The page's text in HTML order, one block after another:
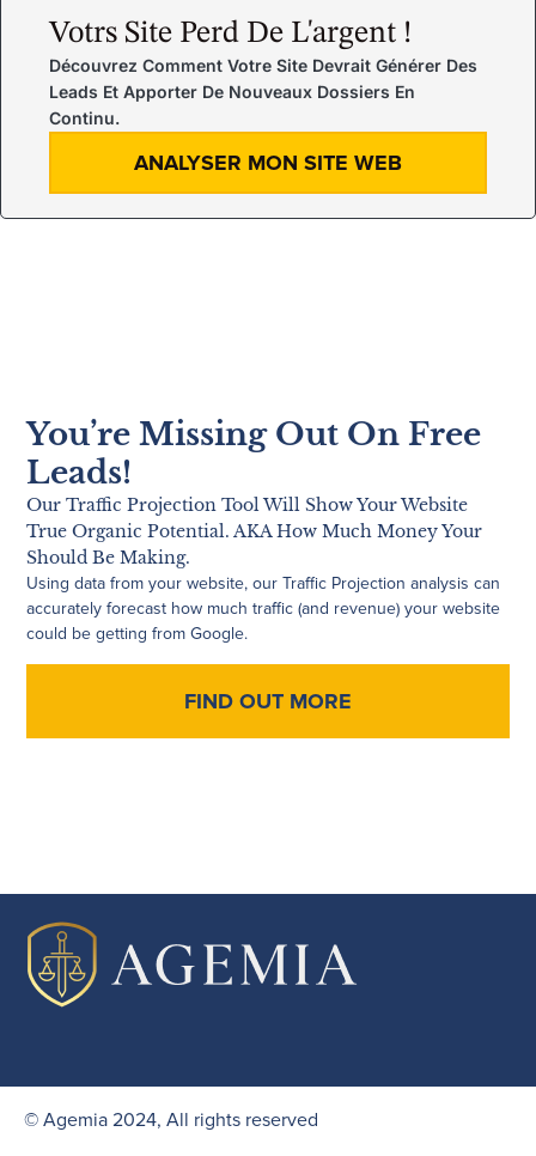
Votrs Site Perd De L'argent !
Découvrez Comment Votre Site Devrait Générer Des
Leads Et Apporter De Nouveaux Dossiers En
Continu.
ANALYSER MON SITE WEB
You’re Missing Out On Free
Leads!
Our Traffic Projection Tool Will Show Your Website
True Organic Potential. AKA How Much Money Your
Should Be Making.
Using data from your website, our Traffic Projection analysis can
accurately forecast how much traffic (and revenue) your website
could be getting from Google.
FIND OUT MORE
© Agemia 2024, All rights reserved